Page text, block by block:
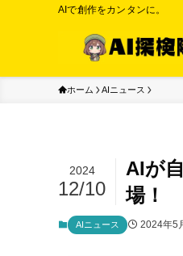
AIで創作をカンタンに。
ホーム AIニュース
AIが
場！
2024
12/10
AIニュース 2024年5